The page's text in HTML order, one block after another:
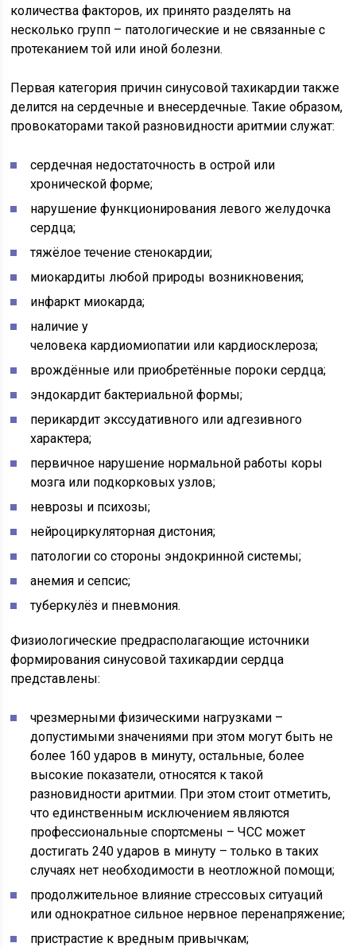
количества факторов, их принято разделять на
несколько групп – патологические и не связанные с
протеканием той или иной болезни.
Первая категория причин синусовой тахикардии также
делится на сердечные и внесердечные. Такие образом,
провокаторами такой разновидности аритмии служат:
сердечная недостаточность в острой или
хронической форме;
нарушение функционирования левого желудочка
сердца;
тяжёлое течение стенокардии;
миокардиты любой природы возникновения;
инфаркт миокарда;
наличие у
человека кардиомиопатии или кардиосклероза;
врождённые или приобретённые пороки сердца;
эндокардит бактериальной формы;
перикардит экссудативного или адгезивного
характера;
первичное нарушение нормальной работы коры
мозга или подкорковых узлов;
неврозы и психозы;
нейроциркуляторная дистония;
патологии со стороны эндокринной системы;
анемия и сепсис;
туберкулёз и пневмония.
Физиологические предрасполагающие источники
формирования синусовой тахикардии сердца
представлены:
чрезмерными физическими нагрузками –
допустимыми значениями при этом могут быть не
более 160 ударов в минуту, остальные, более
высокие показатели, относятся к такой
разновидности аритмии. При этом стоит отметить,
что единственным исключением являются
профессиональные спортсмены – ЧСС может
достигать 240 ударов в минуту – только в таких
случаях нет необходимости в неотложной помощи;
продолжительное влияние стрессовых ситуаций
или однократное сильное нервное перенапряжение;
пристрастие к вредным привычкам;